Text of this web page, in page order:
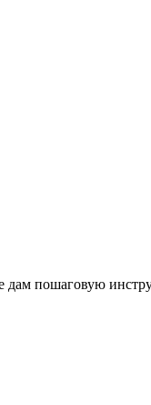
дам пошаговую